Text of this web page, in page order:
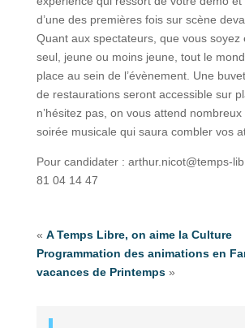
d’une des premières fois sur scène
Quant aux spectateurs, que vous soyez
seul, jeune ou moins jeune, tout le
place au sein de l’évènement. Une
de restaurations seront accessible sur
n’hésitez pas, on vous attend
soirée musicale qui saura combler vos
Pour candidater : arthur.nicot@temps-
81 04 14 47
« A Temps Libre, on aime la Culture
Programmation des animations en
vacances de Printemps»